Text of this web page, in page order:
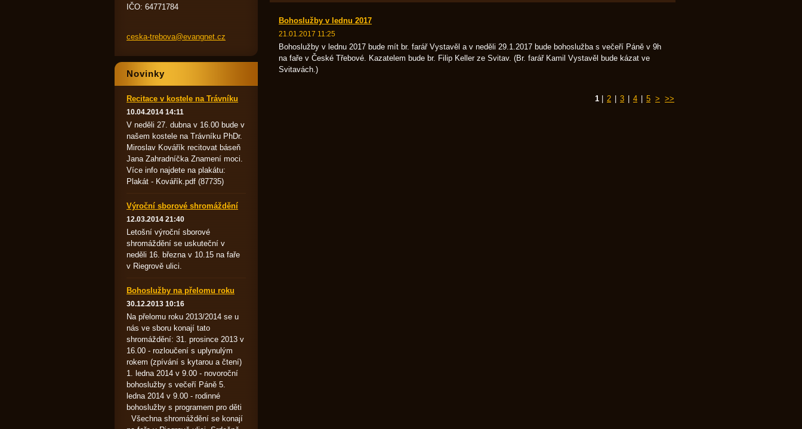
Bohoslužby v lednu 2017
21.01.2017 11:25
Bohoslužby v lednu 2017 bude mít br. farář Vystavěl a v neděli 29.1.2017 bude bohoslužba s večeří Páně v 9h
na faře v České Třebové. Kazatelem bude br. Filip Keller ze Svitav. (Br. farář Kamil Vystavěl bude kázat ve
Svitavách.)
1 2 3 4 5 > >>
IČO: 64771784
ceska-trebova@evangnet.cz
Novinky
Recitace v kostele na Trávníku
10.04.2014 14:11
V neděli 27. dubna v 16.00 bude v
našem kostele na Trávníku PhDr.
Miroslav Kovářík recitovat báseň
Jana Zahradníčka Znamení moci.
Více info najdete na plakátu:
Plakát - Kovářík.pdf (87735)
Výroční sborové shromáždění
12.03.2014 21:40
Letošní výroční sborové
shromáždění se uskuteční v
neděli 16. března v 10.15 na faře
v Riegrově ulici.
Bohoslužby na přelomu roku
30.12.2013 10:16
Na přelomu roku 2013/2014 se u
nás ve sboru konají tato
shromáždění: 31. prosince 2013 v
16.00 - rozloučení s uplynulým
rokem (zpívání s kytarou a čtení)
1. ledna 2014 v 9.00 - novoroční
bohoslužby s večeří Páně 5.
ledna 2014 v 9.00 - rodinné
bohoslužby s programem pro děti
Všechna shromáždění se konají